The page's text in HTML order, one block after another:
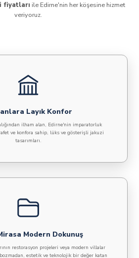
fiyatları ile Edirne'nin her köşesine hizmet
veriyoruz.
Layık Konfor
ilham alan, Edirne'nin imparatorluk
ve konfora sahip, lüks ve gösterişli jakuzi
tasarımları.
Modern Dokunuş
restorasyon projeleri veya modern villalar
estetik ve teknolojik bir değer katan